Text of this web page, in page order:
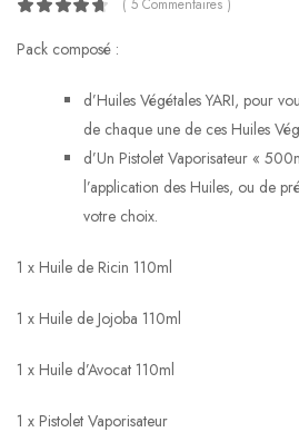
( 5 Commentaires )
Pack composé :
d’Huiles Végétales YARI, pour
de chaque une de ces Huiles
d’Un Pistolet Vaporisateur «
l’application des Huiles, ou de
votre choix.
1 x Huile de Ricin 110ml
1 x Huile de Jojoba 110ml
1 x Huile d’Avocat 110ml
1 x Pistolet Vaporisateur